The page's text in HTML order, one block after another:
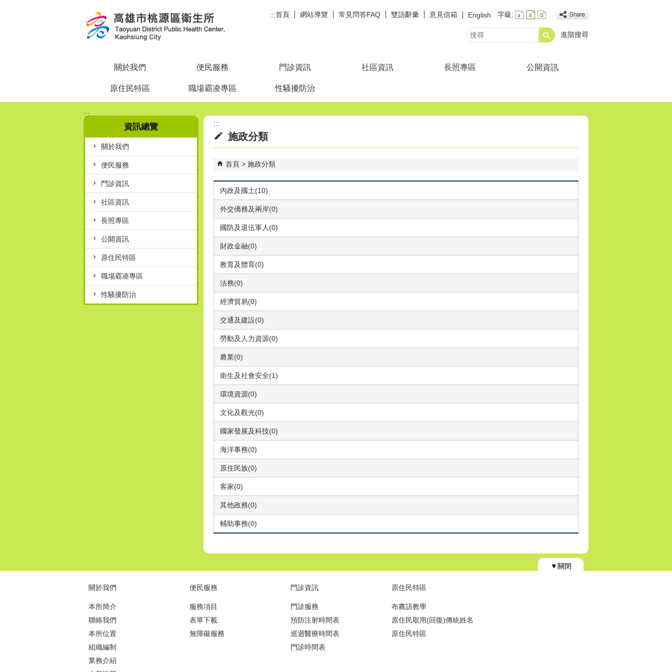
:::首頁 網站導覽 常見問答FAQ 雙語辭彙 意見信箱 English 字級:
搜
進階搜尋
關於我們 便民服務 門診資訊 社區資訊 長照專區 公開資訊
原住民特區 職場霸凌專區 性騷擾防治
:::
資訊總覽
關於我們
便民服務
門診資訊
社區資訊
長照專區
公開資訊
原住民特區
職場霸凌專區
性騷擾防治
:::
施政分類
首頁 施政分類
內政及國土(10)
外交僑務及兩岸(0)
國防及退伍軍人(0)
財政金融(0)
教育及體育(0)
法務(0)
經濟貿易(0)
交通及建設(0)
勞動及人力資源(0)
農業(0)
衛生及社會安全(1)
環境資源(0)
文化及觀光(0)
國家發展及科技(0)
海洋事務(0)
原住民族(0)
客家(0)
其他政務(0)
輔助事務(0)
▼關閉
關於我們
本所簡介
聯絡我們
本所位置
組織編制
業務介紹
便民服務
服務項目
表單下載
無障礙服務
門診資訊
門診服務
預防注射時間表
巡迴醫療時間表
門診時間表
原住民特區
布農語教學
原住民取用(回復)傳統姓名
原住民特區